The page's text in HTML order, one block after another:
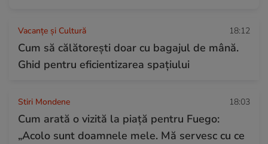
Vacanțe și Cultură 18:12
Cum să călătoreşti doar cu bagajul de mână.
Ghid pentru eficientizarea spaţiului
Stiri Mondene 18:03
Cum arată o vizită la piață pentru Fuego:
„Acolo sunt doamnele mele. Mă servesc cu ce